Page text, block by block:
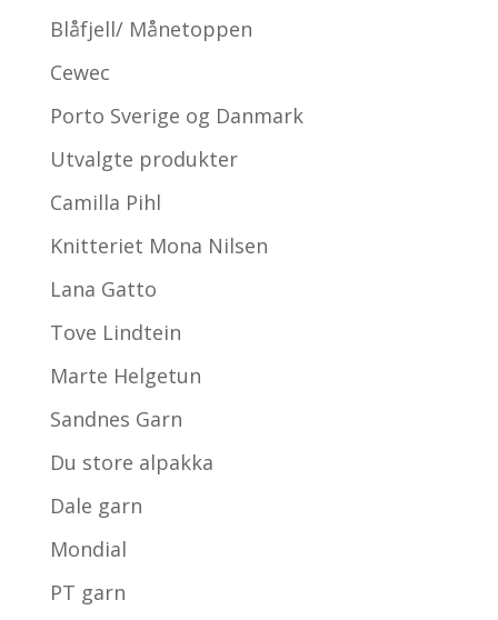
Blåfjell/ Månetoppen
Cewec
Porto Sverige og Danmark
Utvalgte produkter
Camilla Pihl
Knitteriet Mona Nilsen
Lana Gatto
Tove Lindtein
Marte Helgetun
Sandnes Garn
Du store alpakka
Dale garn
Mondial
PT garn